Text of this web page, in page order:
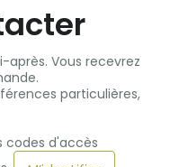
Vous recevrez
particulières,
codes d'accès